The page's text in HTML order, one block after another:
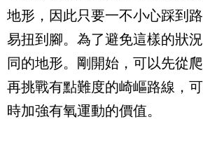
地形，因此只要一不小心踩到
易扭到腳。為了避免這樣的狀
同的地形。剛開始，可以先從
再挑戰有點難度的崎嶇路線，
時加強有氧運動的價值。